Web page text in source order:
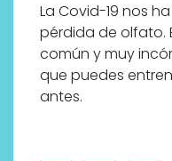
La Covid-19 nos
pérdida de olfato.
común y muy
que puedes
antes.